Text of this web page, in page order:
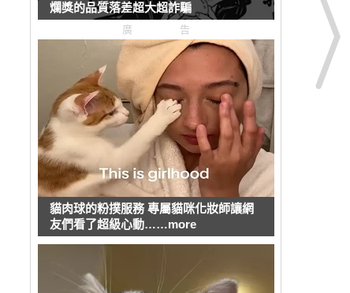
爛獎的品質落差超大超詐騙
廣告
貓肉球的粉撲服務 專屬貓咪化妝師讓網
友們看了超級心動……more